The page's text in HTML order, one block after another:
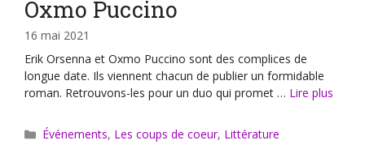
Oxmo Puccino
16 mai 2021
Erik Orsenna et Oxmo Puccino sont des complices de
longue date. Ils viennent chacun de publier un formidable
roman. Retrouvons-les pour un duo qui promet … Lire plus
Catégories
Événements, Les coups de coeur, Littérature